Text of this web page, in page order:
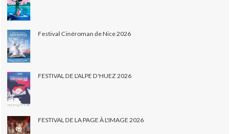
Festival Cinéroman de Nice 2026
FESTIVAL DE L'ALPE D'HUEZ 2026
FESTIVAL DE LA PAGE À L'IMAGE 2026